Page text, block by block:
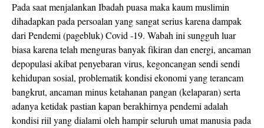
Pada saat menjalankan Ibadah puasa maka kaum muslimin
dihadapkan pada persoalan yang sangat serius karena dampak
dari Pendemi (pagebluk) Covid -19. Wabah ini sungguh luar
biasa karena telah menguras banyak fikiran dan energi, ancaman
depopulasi akibat penyebaran virus, kegoncangan sendi sendi
kehidupan sosial, problematik kondisi ekonomi yang terancam
bangkrut, ancaman minus ketahanan pangan (kelaparan) serta
adanya ketidak pastian kapan berakhirnya pendemi adalah
kondisi riil yang dialami oleh hampir seluruh umat manusia pada